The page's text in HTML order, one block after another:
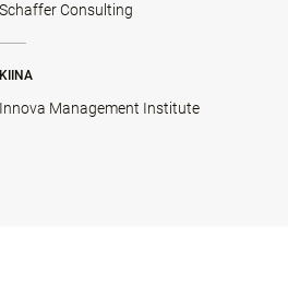
Schaffer Consulting
KIINA
Innova Management Institute